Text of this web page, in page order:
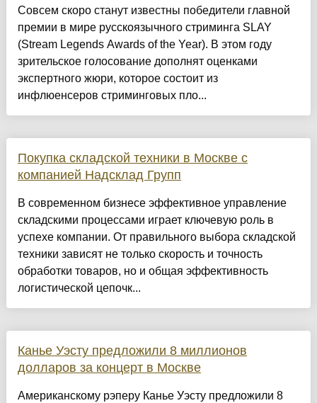
Совсем скоро станут известны победители главной
премии в мире русскоязычного стриминга SLAY
(Stream Legends Awards of the Year). В этом году
зрительское голосование дополнят оценками
экспертного жюри, которое состоит из
инфлюенсеров стриминговых пло...
Покупка складской техники в Москве с
компанией Надсклад Групп
В современном бизнесе эффективное управление
складскими процессами играет ключевую роль в
успехе компании. От правильного выбора складской
техники зависят не только скорость и точность
обработки товаров, но и общая эффективность
логистической цепочк...
Канье Уэсту предложили 8 миллионов
долларов за концерт в Москве
Американскому рэперу Канье Уэсту предложили 8